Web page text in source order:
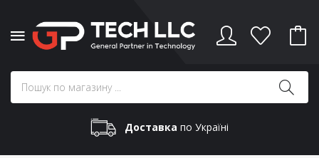
Доставка по Україні